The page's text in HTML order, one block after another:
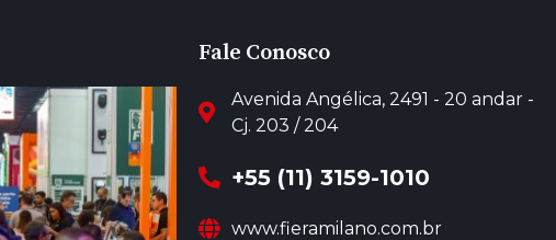
Fale Conosco
Avenida Angélica, 2491 - 20 andar -
Cj. 203 / 204
+55 (11) 3159-1010
www.fieramilano.com.br